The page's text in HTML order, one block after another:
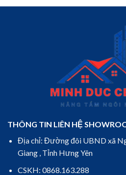
THÔNG TIN LIÊN HỆ
Địa chỉ: Đường đôi UBND xã
Giang , Tỉnh Hưng Yên
CSKH: 0868.163.288